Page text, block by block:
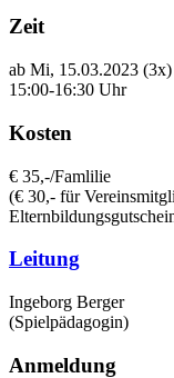
Zeit
ab Mi, 15.03.2023 (3x)
15:00-16:30 Uhr
Kosten
€ 35,-/Famlilie
(€ 30,- für
Leitung
Ingeborg Berger
(Spielpädagogin)
Anmeldung